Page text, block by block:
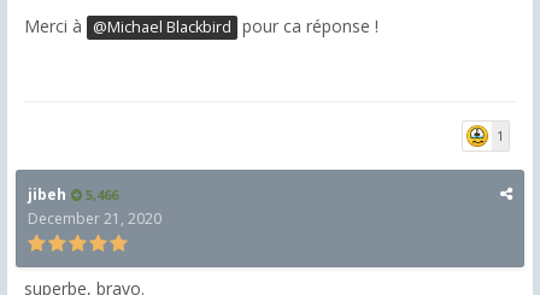
Merci à @Michael Blackbird pour ca réponse !
1
jibeh 5,466
December 21, 2020
superbe, bravo.